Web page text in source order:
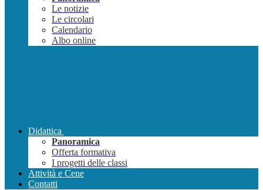
Le notizie
Le circolari
Calendario
Albo online
Didattica
Panoramica
Offerta formativa
I progetti delle classi
Attività e Cene
Contatti